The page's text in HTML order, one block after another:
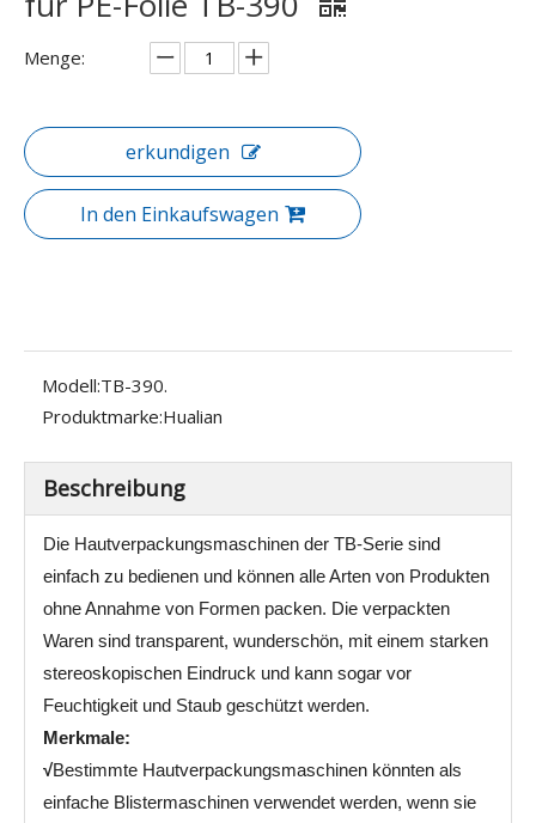
Menge:
erkundigen
In den Einkaufswagen
Modell:TB-390.
Produktmarke:Hualian
Beschreibung
Die Hautverpackungsmaschinen der TB-Serie sind
einfach zu bedienen und können alle Arten von Produkten
ohne Annahme von Formen packen. Die verpackten
Waren sind transparent, wunderschön, mit einem starken
stereoskopischen Eindruck und kann sogar vor
Feuchtigkeit und Staub geschützt werden.
Merkmale:
√Bestimmte Hautverpackungsmaschinen könnten als
einfache Blistermaschinen verwendet werden, wenn sie